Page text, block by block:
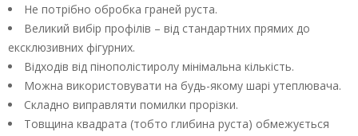
Не потрібно обробка граней руста.
Великий вибір профілів – від стандартних прямих до
ексклюзивних фігурних.
Відходів від пінополістиролу мінімальна кількість.
Можна використовувати на будь-якому шарі утеплювача.
Складно виправляти помилки прорізки.
Товщина квадрата (тобто глибина руста) обмежується